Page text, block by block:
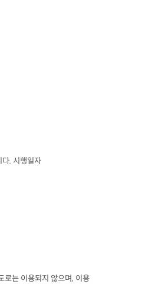
다. 시행일자
로는 이용되지 않으며, 이용